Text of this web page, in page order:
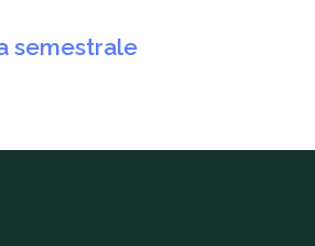
semestrale